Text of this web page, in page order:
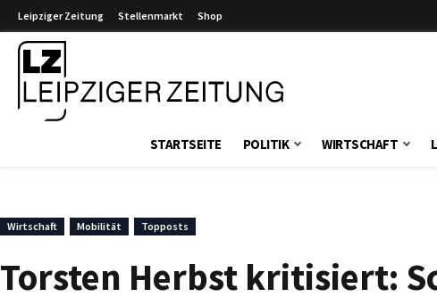
Leipziger Zeitung Stellenmarkt Shop
STARTSEITE POLITIK WIRTSCHAFT
Wirtschaft Mobilität Topposts
Torsten Herbst kritisiert: